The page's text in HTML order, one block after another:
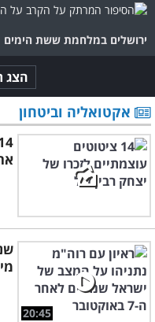
ירושלים במלחמת ששת הימים
הצג
אקטואליה וביטחון
20:45